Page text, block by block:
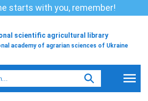
starts with you, remember!
scientific agricultural library
academy of agrarian sciences of Ukraine